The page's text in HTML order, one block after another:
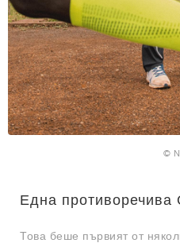
©
Една
Това беше първият от